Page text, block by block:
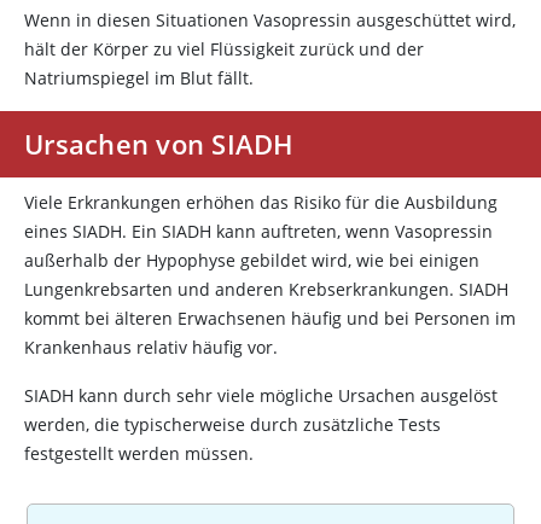
Wenn in diesen Situationen Vasopressin ausgeschüttet wird,
hält der Körper zu viel Flüssigkeit zurück und der
Natriumspiegel im Blut fällt.
Ursachen von SIADH
Viele Erkrankungen erhöhen das Risiko für die Ausbildung
eines SIADH. Ein SIADH kann auftreten, wenn Vasopressin
außerhalb der Hypophyse gebildet wird, wie bei einigen
Lungenkrebsarten und anderen Krebserkrankungen. SIADH
kommt bei älteren Erwachsenen häufig und bei Personen im
Krankenhaus relativ häufig vor.
SIADH kann durch sehr viele mögliche Ursachen ausgelöst
werden, die typischerweise durch zusätzliche Tests
festgestellt werden müssen.